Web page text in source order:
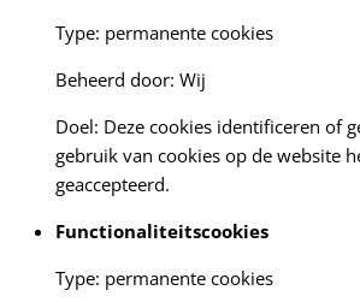
Type: permanente cookies
Beheerd door: Wij
Doel: Deze cookies identificeren of
gebruik van cookies op de website
geaccepteerd.
Functionaliteitscookies
Type: permanente cookies